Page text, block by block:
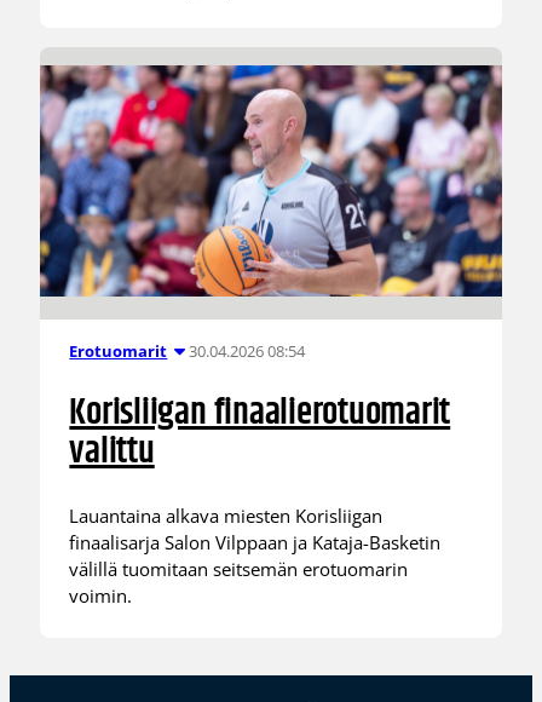
Erotuomarit 30.04.2026 08:54
Korisliigan finaalierotuomarit
valittu
Lauantaina alkava miesten Korisliigan
finaalisarja Salon Vilppaan ja Kataja-Basketin
välillä tuomitaan seitsemän erotuomarin
voimin.